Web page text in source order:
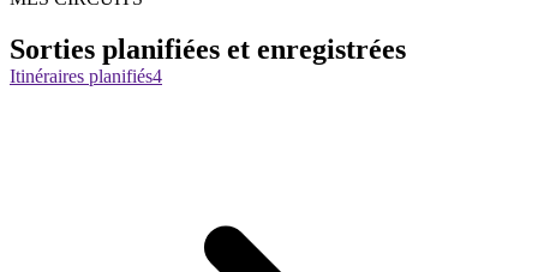
Sorties planifiées et enregistrées
Itinéraires planifiés4